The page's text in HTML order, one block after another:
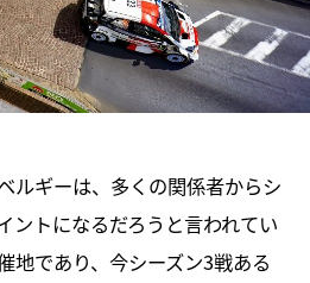
ルギーは、多くの関係者からシ
ントになるだろうと言われてい
地であり、今シーズン3戦ある